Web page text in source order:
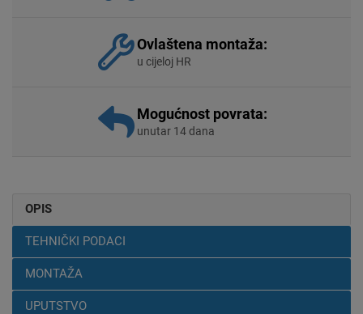
Ovlaštena montaža:
u cijeloj HR
Mogućnost povrata:
unutar 14 dana
OPIS
TEHNIČKI PODACI
MONTAŽA
UPUTSTVO